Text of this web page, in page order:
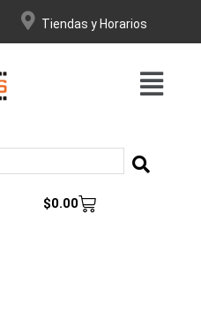
Tiendas y Horarios
$0.00